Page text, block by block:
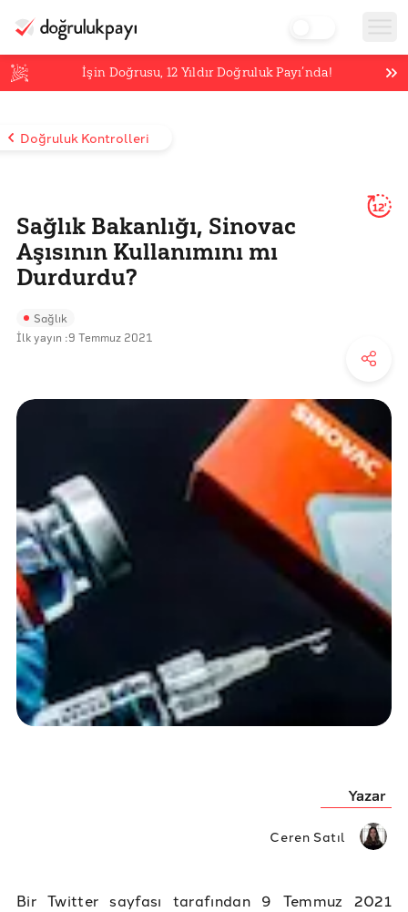
İşin Doğrusu,12 Yıldır Doğruluk Payı’nda!
Doğruluk Kontrolleri
Sağlık Bakanlığı, Sinovac
Aşısının Kullanımını mı
Durdurdu?
12'
Sağlık
İlk yayın :9 Temmuz 2021
Yazar
Ceren Satıl
Bir Twitter sayfası tarafından 9 Temmuz 2021